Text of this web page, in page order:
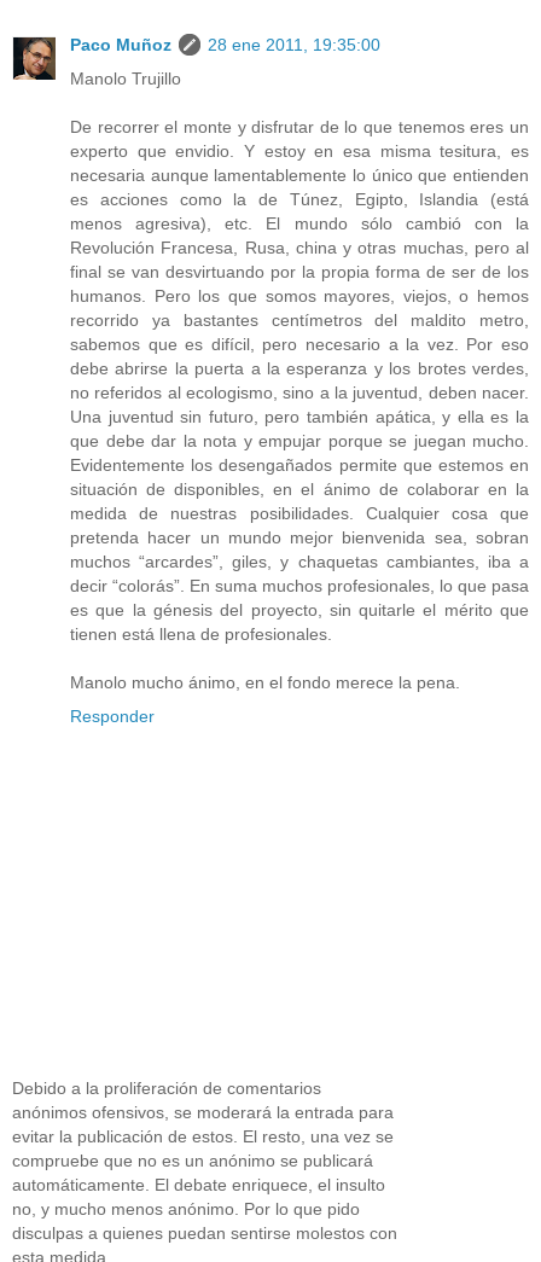
Paco Muñoz
28 ene 2011, 19:35:00
Manolo Trujillo
De recorrer el monte y disfrutar de lo que tenemos eres un
experto que envidio. Y estoy en esa misma tesitura, es
necesaria aunque lamentablemente lo único que entienden
es acciones como la de Túnez, Egipto, Islandia (está
menos agresiva), etc. El mundo sólo cambió con la
Revolución Francesa, Rusa, china y otras muchas, pero al
final se van desvirtuando por la propia forma de ser de los
humanos. Pero los que somos mayores, viejos, o hemos
recorrido ya bastantes centímetros del maldito metro,
sabemos que es difícil, pero necesario a la vez. Por eso
debe abrirse la puerta a la esperanza y los brotes verdes,
no referidos al ecologismo, sino a la juventud, deben nacer.
Una juventud sin futuro, pero también apática, y ella es la
que debe dar la nota y empujar porque se juegan mucho.
Evidentemente los desengañados permite que estemos en
situación de disponibles, en el ánimo de colaborar en la
medida de nuestras posibilidades. Cualquier cosa que
pretenda hacer un mundo mejor bienvenida sea, sobran
muchos “arcardes”, giles, y chaquetas cambiantes, iba a
decir “colorás”. En suma muchos profesionales, lo que pasa
es que la génesis del proyecto, sin quitarle el mérito que
tienen está llena de profesionales.
Manolo mucho ánimo, en el fondo merece la pena.
Responder
Debido a la proliferación de comentarios
anónimos ofensivos, se moderará la entrada para
evitar la publicación de estos. El resto, una vez se
compruebe que no es un anónimo se publicará
automáticamente. El debate enriquece, el insulto
no, y mucho menos anónimo. Por lo que pido
disculpas a quienes puedan sentirse molestos con
esta medida.